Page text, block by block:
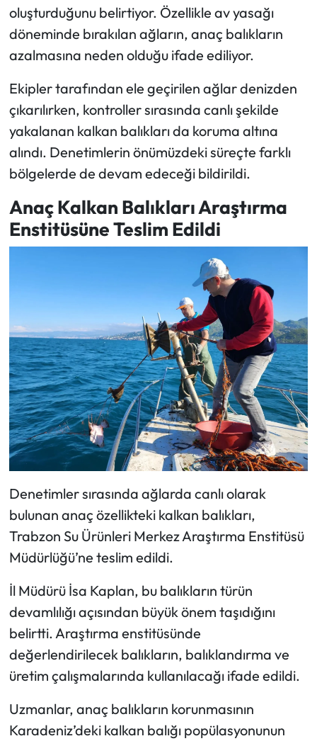
oluşturduğunu belirtiyor. Özellikle av yasağı
döneminde bırakılan ağların, anaç balıkların
azalmasına neden olduğu ifade ediliyor.
Ekipler tarafından ele geçirilen ağlar denizden
çıkarılırken, kontroller sırasında canlı şekilde
yakalanan kalkan balıkları da koruma altına
alındı. Denetimlerin önümüzdeki süreçte farklı
bölgelerde de devam edeceği bildirildi.
Anaç Kalkan Balıkları Araştırma
Enstitüsüne Teslim Edildi
Denetimler sırasında ağlarda canlı olarak
bulunan anaç özellikteki kalkan balıkları,
Trabzon Su Ürünleri Merkez Araştırma Enstitüsü
Müdürlüğü’ne teslim edildi.
İl Müdürü İsa Kaplan, bu balıkların türün
devamlılığı açısından büyük önem taşıdığını
belirtti. Araştırma enstitüsünde
değerlendirilecek balıkların, balıklandırma ve
üretim çalışmalarında kullanılacağı ifade edildi.
Uzmanlar, anaç balıkların korunmasının
Karadeniz’deki kalkan balığı popülasyonunun